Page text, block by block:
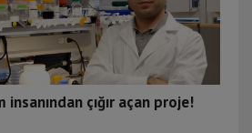
insanından çığır açan proje!